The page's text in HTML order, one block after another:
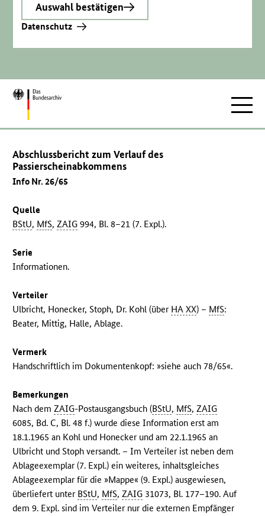
Auswahl bestätigen
Datenschutz
Zur
Abschlussbericht zum Verlauf des
Passierscheinabkommens
Info Nr. 26/65
Quelle
BStU, MfS,ZAIG 994, Bl. 8–21 (7. Expl.).
Serie
Informationen.
Verteiler
Ulbricht, Honecker, Stoph, Dr. Kohl (über HA XX) – MfS:
Beater, Mittig, Halle, Ablage.
Vermerk
Handschriftlich im Dokumentenkopf: »siehe auch 78/65«.
Bemerkungen
Nach demZAIG-Postausgangsbuch (BStU, MfS,ZAIG
6085, Bd. C, Bl. 48 f.) wurde diese Information erst am
18.1.1965 an Kohl und Honecker und am 22.1.1965 an
Ulbricht und Stoph versandt. – Im Verteiler ist neben dem
Ablageexemplar (7. Expl.) ein weiteres, inhaltsgleiches
Ablageexemplar für die »Mappe« (9. Expl.) ausgewiesen,
überliefert unter BStU, MfS,ZAIG 31073, Bl. 177–190. Auf
dem 9. Expl. sind im Verteiler nur die externen Empfänger